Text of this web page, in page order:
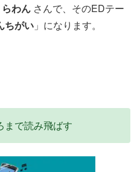
らわん さんで、そのEDテー
ちがい 」になります。
まで読み飛ばす